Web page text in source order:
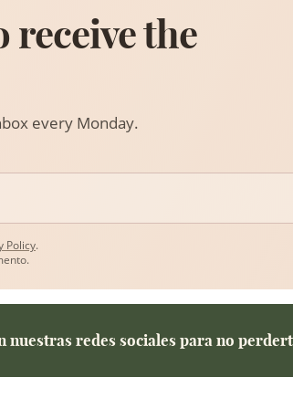
receive the
every Monday.
Policy.
nuestras redes sociales para no